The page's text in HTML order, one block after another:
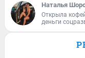
Наталья
Открыла
деньги